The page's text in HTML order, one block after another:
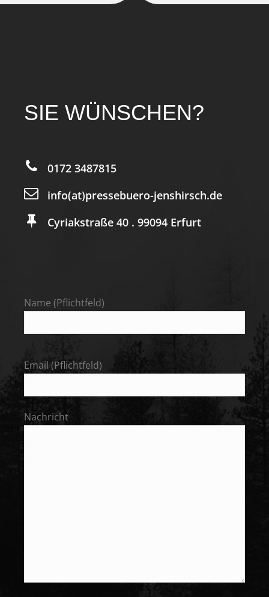
SIE WÜNSCHEN?
0172 3487815
info(at)pressebuero-jenshirsch.de
Cyriakstraße 40 . 99094 Erfurt
Name (Pflichtfeld)
Email (Pflichtfeld)
Nachricht